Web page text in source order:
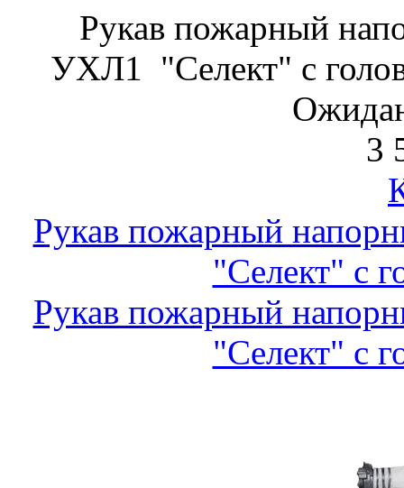
Рукав пожарный
УХЛ1 "Селект" с
3
Рукав пожарный
"Селект" с
Рукав пожарный
"Селект" с